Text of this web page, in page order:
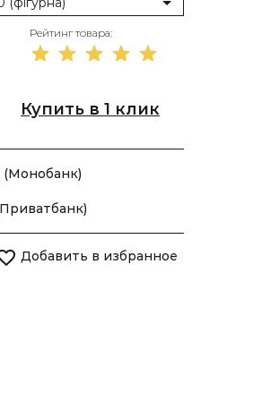
Рейтинг товара:
Купить в 1 клик
(Монобанк)
Добавить в избранное